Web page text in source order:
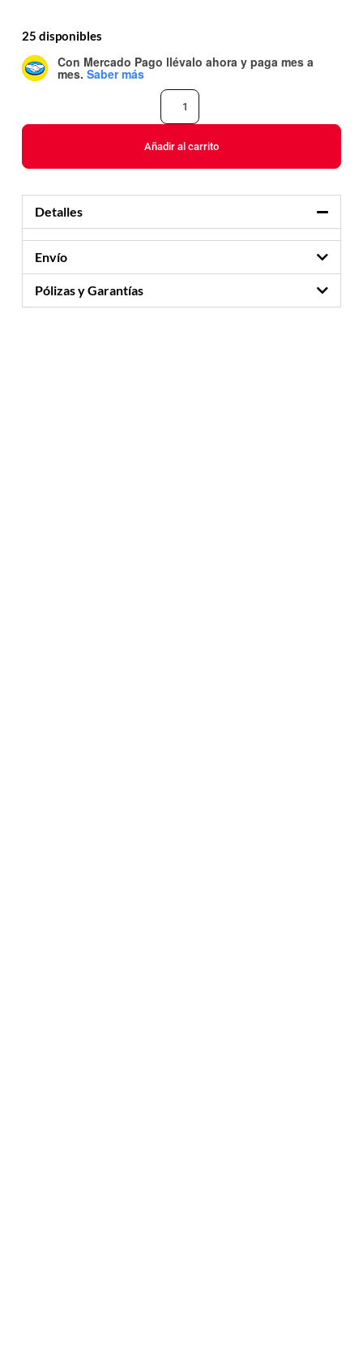
25 disponibles
Con Mercado Pago llévalo ahora y paga mes a
mes. Saber más
Añadir al carrito
Detalles
Envío
Pólizas y Garantías